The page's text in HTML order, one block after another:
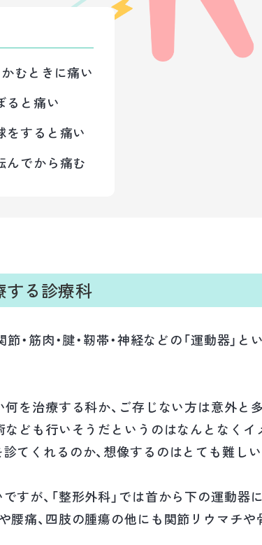
むときに痛い
ると痛い
をすると痛い
んでから痛む
する診療科
関節・筋肉・腱・靭帯・神経などの「運動器
何を治療する科か、ご存じない方は意外と
なども行いそうだというのはなんとなくイ
てくれるのか、想像するのはとても難しい
すが、「整形外科」では首から下の運動器
腰痛、四肢の腫瘍の他にも関節リウマチ